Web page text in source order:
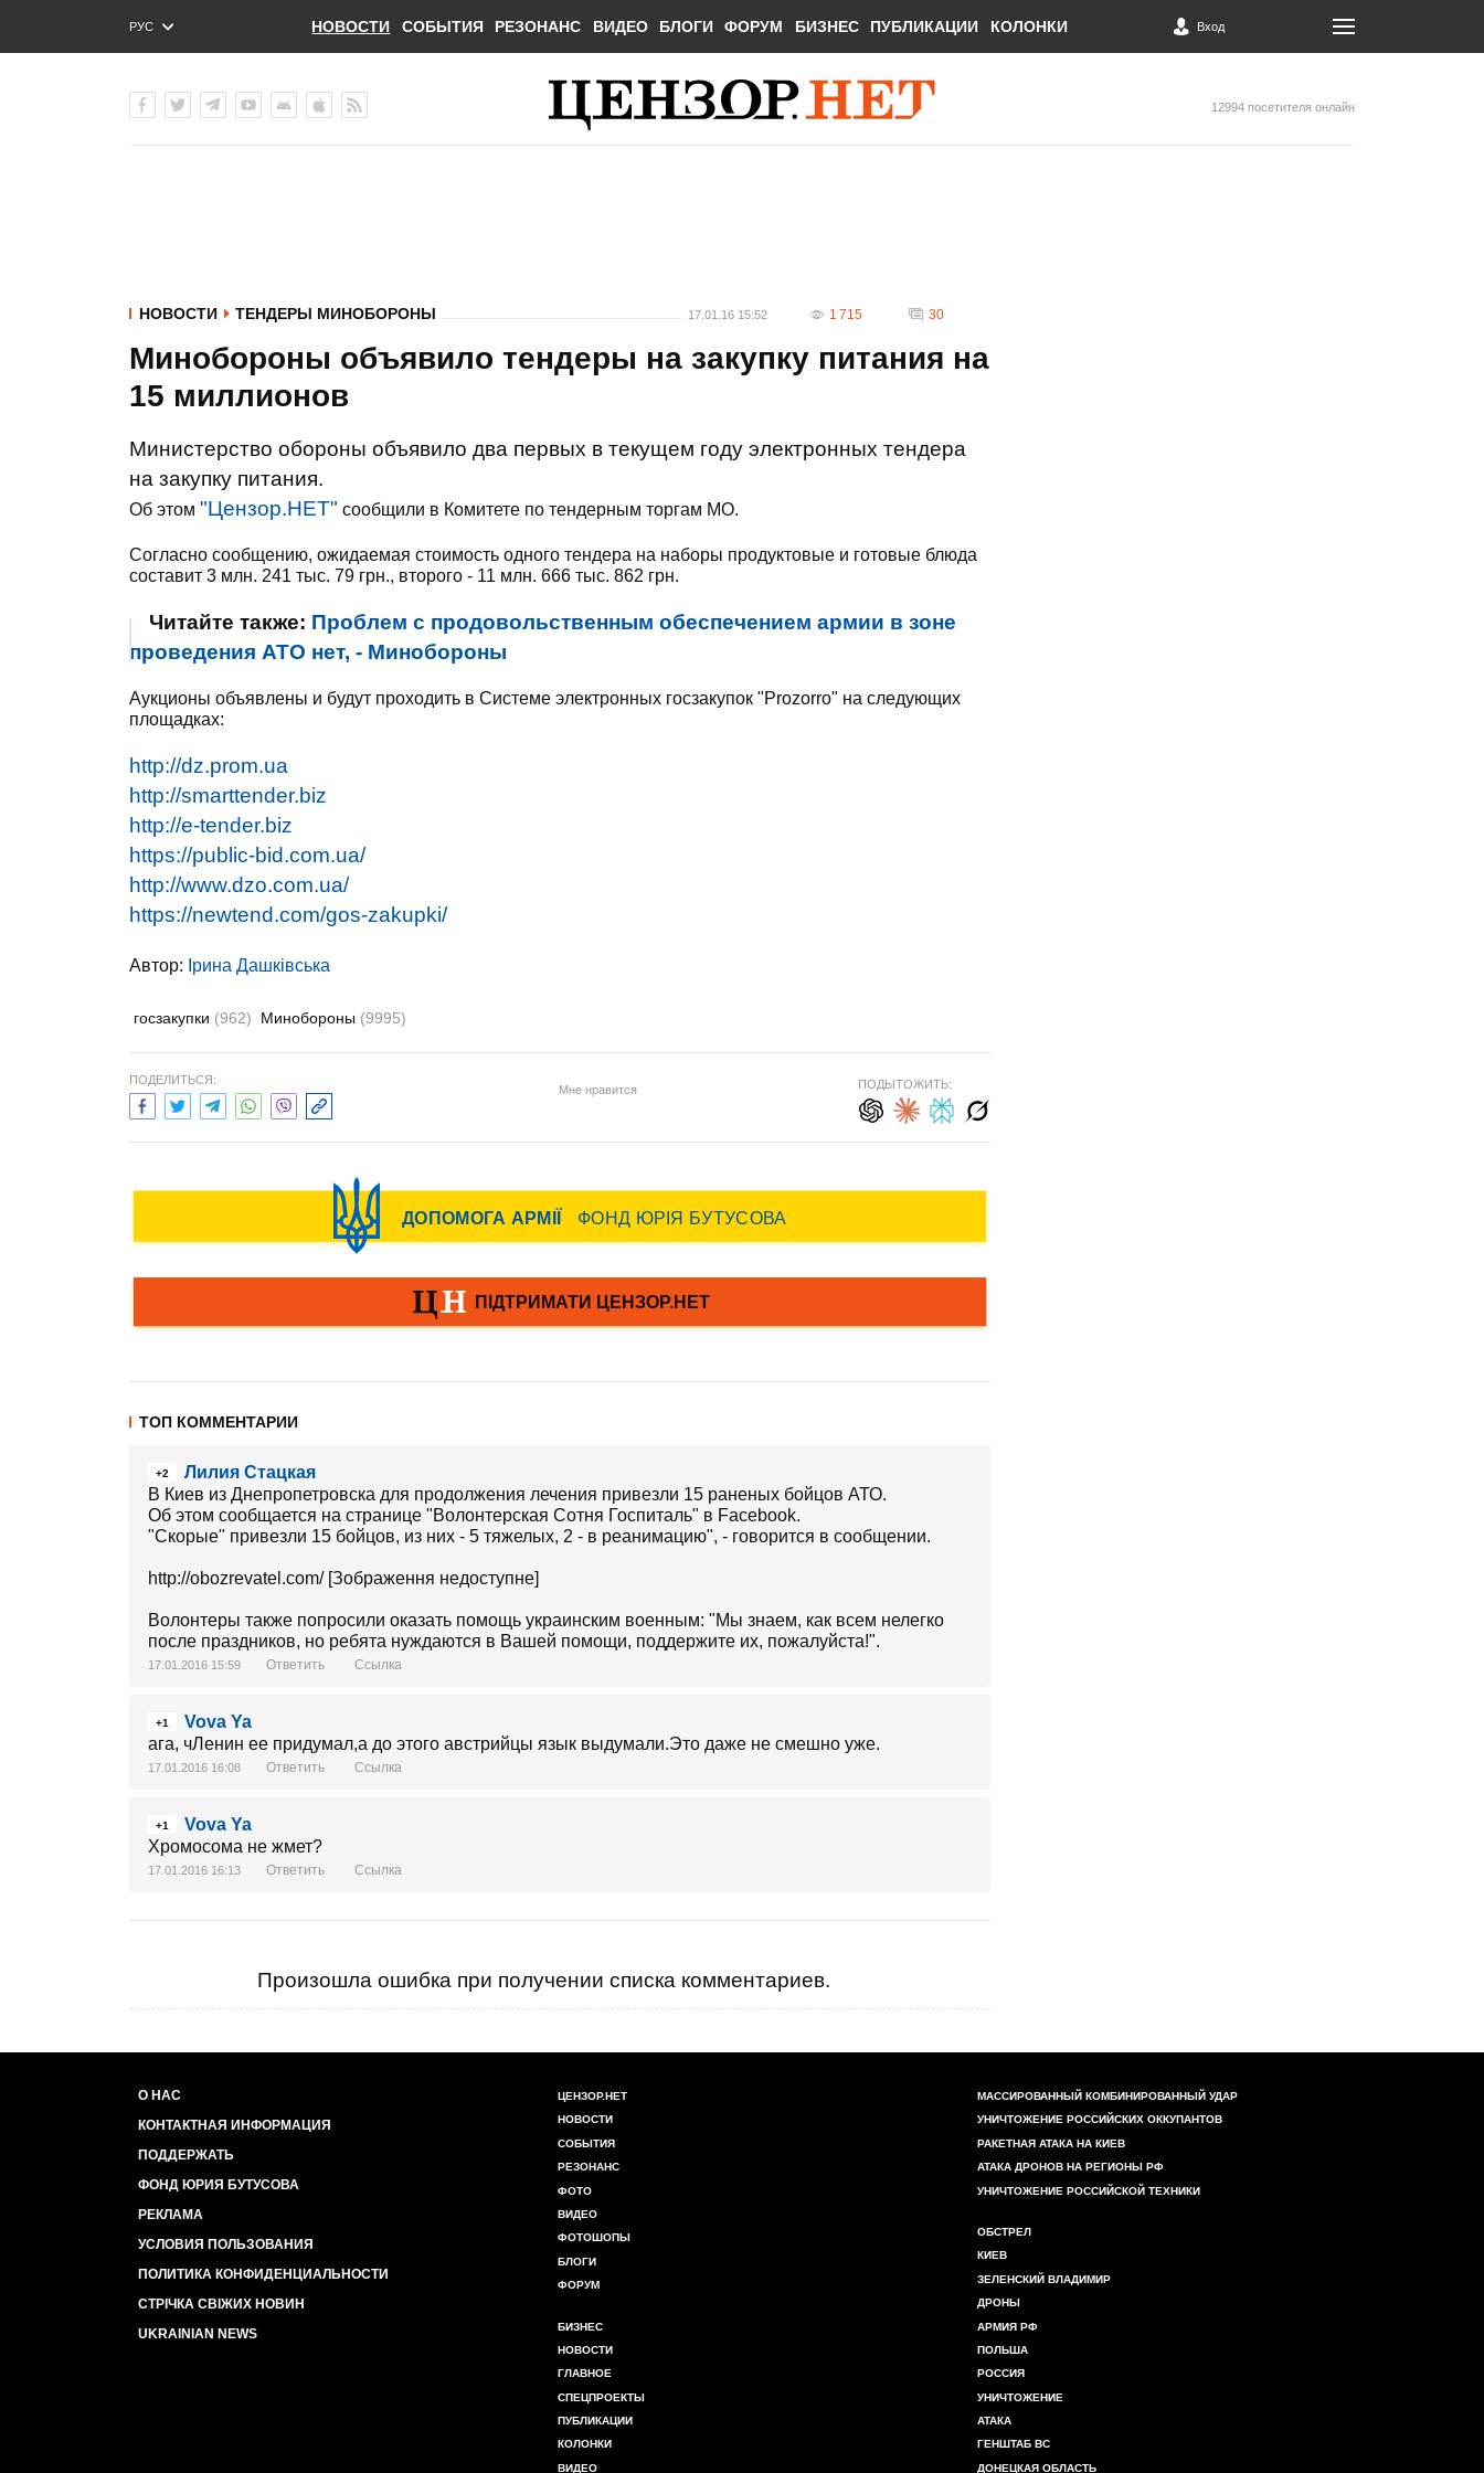
РУС
ENG
НОВОСТИ СОБЫТИЯ РЕЗОНАНС ВИДЕО БЛОГИ ФОРУМ БИЗНЕС ПУБЛИКАЦИИ КОЛОНКИ Вход
12994 посетителя онлайн
НОВОСТИ ТЕНДЕРЫ МИНОБОРОНЫ 17.01.16 15:52 1 715 30
Минобороны объявило тендеры на закупку питания на
15 миллионов
Министерство обороны объявило два первых в текущем году электронных тендера
на закупку питания.
Об этом "Цензор.НЕТ" сообщили в Комитете по тендерным торгам МО.
Согласно сообщению, ожидаемая стоимость одного тендера на наборы продуктовые и готовые блюда
составит 3 млн. 241 тыс. 79 грн., второго - 11 млн. 666 тыс. 862 грн.
Читайте также: Проблем с продовольственным обеспечением армии в зоне
проведения АТО нет, - Минобороны
Аукционы объявлены и будут проходить в Системе электронных госзакупок "Prozorro" на следующих
площадках:
http://dz.prom.ua
http://smarttender.biz
http://e-tender.biz
https://public-bid.com.ua/
http://www.dzo.com.ua/
https://newtend.com/gos-zakupki/
Автор: Ірина Дашківська
госзакупки (962) Минобороны (9995)
ПОДЕЛИТЬСЯ:
Мне нравится ПОДЫТОЖИТЬ:
ТОП КОММЕНТАРИИ
+2
Лилия Стацкая
В Киев из Днепропетровска для продолжения лечения привезли 15 раненых бойцов АТО.
Об этом сообщается на странице "Волонтерская Сотня Госпиталь" в Facebook.
"Скорые" привезли 15 бойцов, из них - 5 тяжелых, 2 - в реанимацию", - говорится в сообщении.
http://obozrevatel.com/ [Зображення недоступне]
Волонтеры также попросили оказать помощь украинским военным: "Мы знаем, как всем нелегко
после праздников, но ребята нуждаются в Вашей помощи, поддержите их, пожалуйста!".
17.01.2016 15:59 Ответить Ссылка
+1
Vova Ya
ага, чЛенин ее придумал,а до этого австрийцы язык выдумали.Это даже не смешно уже.
17.01.2016 16:08 Ответить Ссылка
+1
Vova Ya
Хромосома не жмет?
17.01.2016 16:13 Ответить Ссылка
Произошла ошибка при получении списка комментариев.
О НАС
КОНТАКТНАЯ ИНФОРМАЦИЯ
ПОДДЕРЖАТЬ
ФОНД ЮРИЯ БУТУСОВА
РЕКЛАМА
УСЛОВИЯ ПОЛЬЗОВАНИЯ
ПОЛИТИКА КОНФИДЕНЦИАЛЬНОСТИ
СТРІЧКА СВІЖИХ НОВИН
UKRAINIAN NEWS
ЦЕНЗОР.НЕТ
НОВОСТИ
СОБЫТИЯ
РЕЗОНАНС
ФОТО
ВИДЕО
ФОТОШОПЫ
БЛОГИ
ФОРУМ
БИЗНЕС
НОВОСТИ
ГЛАВНОЕ
СПЕЦПРОЕКТЫ
ПУБЛИКАЦИИ
КОЛОНКИ
ВИДЕО
МАССИРОВАННЫЙ КОМБИНИРОВАННЫЙ УДАР
УНИЧТОЖЕНИЕ РОССИЙСКИХ ОККУПАНТОВ
РАКЕТНАЯ АТАКА НА КИЕВ
АТАКА ДРОНОВ НА РЕГИОНЫ РФ
УНИЧТОЖЕНИЕ РОССИЙСКОЙ ТЕХНИКИ
ОБСТРЕЛ
КИЕВ
ЗЕЛЕНСКИЙ ВЛАДИМИР
ДРОНЫ
АРМИЯ РФ
ПОЛЬША
РОССИЯ
УНИЧТОЖЕНИЕ
АТАКА
ГЕНШТАБ ВС
ДОНЕЦКАЯ ОБЛАСТЬ